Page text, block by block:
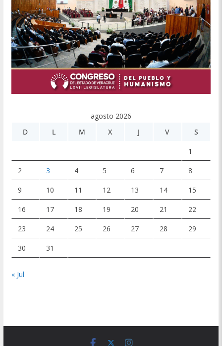
agosto 2026
D
L M X J V S
1
2 3 4 5 6 7 8
9 10 11 12 13 14 15
16 17 18 19 20 21 22
23 24 25 26 27 28 29
30 31
« Jul